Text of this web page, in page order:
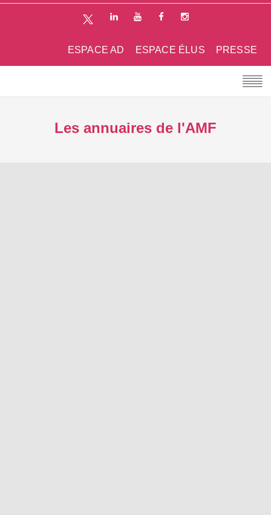
PRESSE
ESPACE ÉLUS
ESPACE AD
Les annuaires de l'AMF